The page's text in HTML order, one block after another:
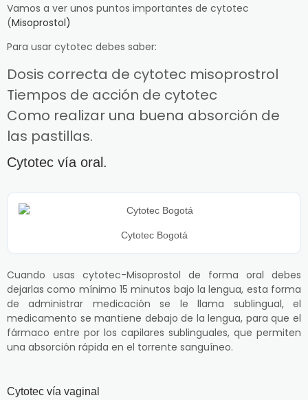
Vamos a ver unos puntos importantes de cytotec
(Misoprostol)
Para usar cytotec debes saber:
Dosis correcta de cytotec misoprostrol
Tiempos de acción de cytotec
Como realizar una buena absorción de
las pastillas.
Cytotec vía oral.
Cytotec Bogotá
Cuando usas cytotec-Misoprostol de forma oral debes
dejarlas como mínimo 15 minutos bajo la lengua, esta forma
de administrar medicación se le llama sublingual, el
medicamento se mantiene debajo de la lengua, para que el
fármaco entre por los capilares sublinguales, que permiten
una absorción rápida en el torrente sanguíneo.
Cytotec vía vaginal